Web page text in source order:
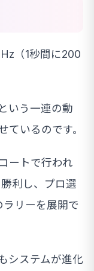
（1秒間に200
いう一連の動
いるのです。
ートで行われ
利し、プロ選
リーを展開で
システムが進化